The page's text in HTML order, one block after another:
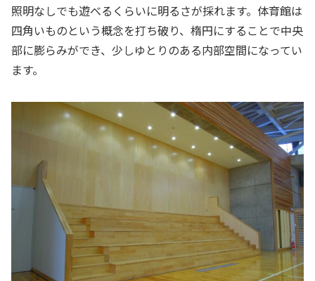
照明なしでも遊べるくらいに明るさが採れます。体育館は
四角いものという概念を打ち破り、楕円にすることで中央
部に膨らみができ、少しゆとりのある内部空間になってい
ます。